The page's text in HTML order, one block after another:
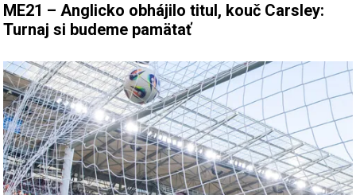
ME21 – Anglicko obhájilo titul, kouč Carsley:
Turnaj si budeme pamätať